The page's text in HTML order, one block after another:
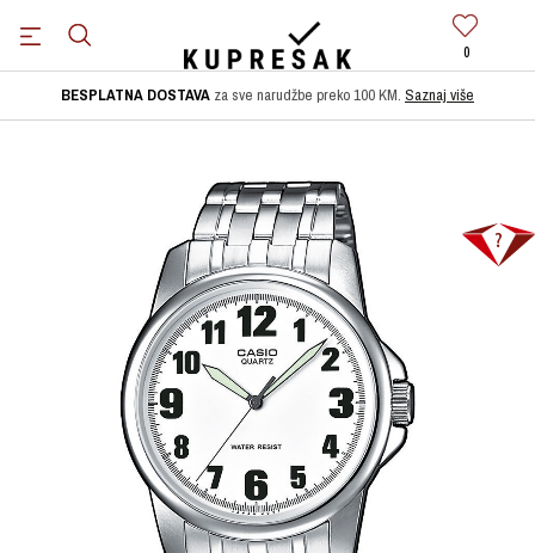
0
BESPLATNA DOSTAVA za sve narudžbe preko 100 KM. Saznaj više